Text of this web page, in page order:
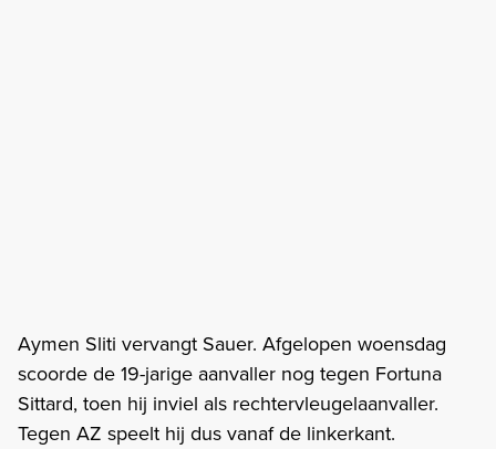
Aymen Sliti vervangt Sauer. Afgelopen woensdag
scoorde de 19-jarige aanvaller nog tegen Fortuna
Sittard, toen hij inviel als rechtervleugelaanvaller.
Tegen AZ speelt hij dus vanaf de linkerkant.